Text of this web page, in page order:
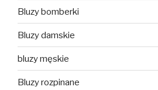
Bluzy bomberki
Bluzy damskie
bluzy męskie
Bluzy rozpinane